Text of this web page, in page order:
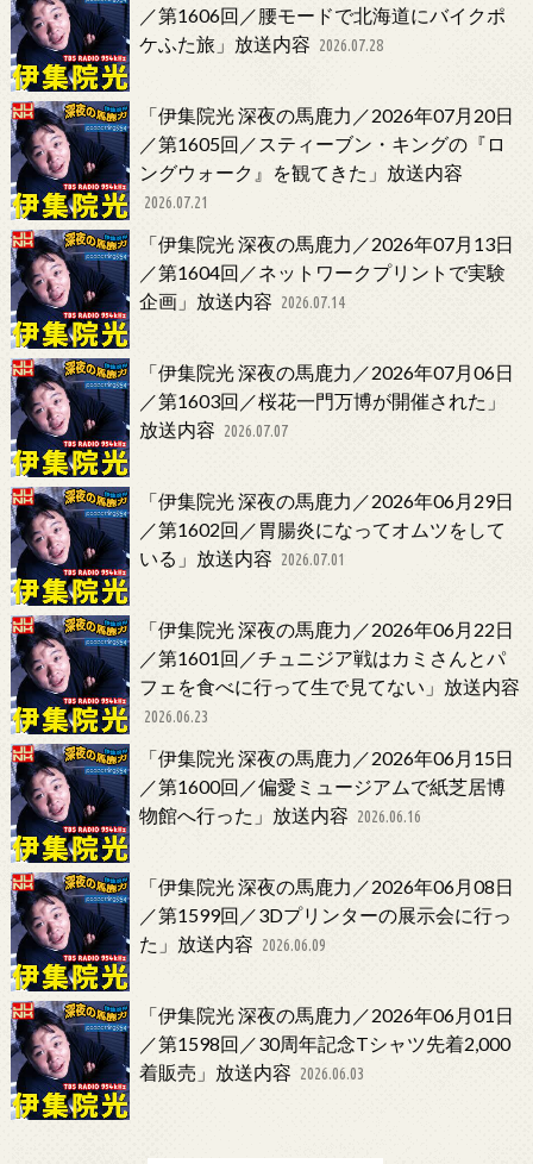
／第1606回／腰モードで北海道にバイクポ
ケふた旅」放送内容 2026.07.28
「伊集院光 深夜の馬鹿力／2026年07月20日
／第1605回／スティーブン・キングの『ロ
ングウォーク』を観てきた」放送内容
2026.07.21
「伊集院光 深夜の馬鹿力／2026年07月13日
／第1604回／ネットワークプリントで実験
企画」放送内容 2026.07.14
「伊集院光 深夜の馬鹿力／2026年07月06日
／第1603回／桜花一門万博が開催された」
放送内容 2026.07.07
「伊集院光 深夜の馬鹿力／2026年06月29日
／第1602回／胃腸炎になってオムツをして
いる」放送内容 2026.07.01
「伊集院光 深夜の馬鹿力／2026年06月22日
／第1601回／チュニジア戦はカミさんとパ
フェを食べに行って生で見てない」放送内容
2026.06.23
「伊集院光 深夜の馬鹿力／2026年06月15日
／第1600回／偏愛ミュージアムで紙芝居博
物館へ行った」放送内容 2026.06.16
「伊集院光 深夜の馬鹿力／2026年06月08日
／第1599回／3Dプリンターの展示会に行っ
た」放送内容 2026.06.09
「伊集院光 深夜の馬鹿力／2026年06月01日
／第1598回／30周年記念Tシャツ先着2,000
着販売」放送内容 2026.06.03